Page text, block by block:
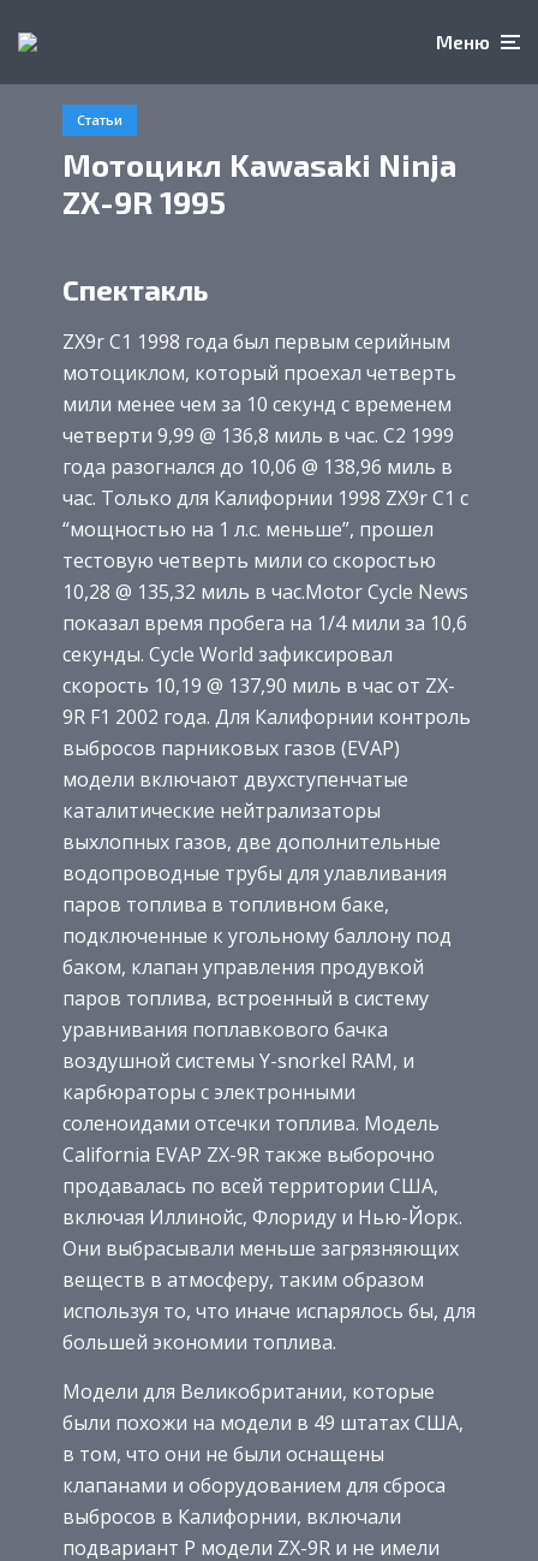
Меню
Статьи
Мотоцикл Kawasaki Ninja
ZX-9R 1995
Спектакль
ZX9r C1 1998 года был первым серийным
мотоциклом, который проехал четверть
мили менее чем за 10 секунд с временем
четверти 9,99 @ 136,8 миль в час. C2 1999
года разогнался до 10,06 @ 138,96 миль в
час. Только для Калифорнии 1998 ZX9r C1 с
“мощностью на 1 л.с. меньше”, прошел
тестовую четверть мили со скоростью
10,28 @ 135,32 миль в час.Motor Cycle News
показал время пробега на 1/4 мили за 10,6
секунды. Cycle World зафиксировал
скорость 10,19 @ 137,90 миль в час от ZX-
9R F1 2002 года. Для Калифорнии контроль
выбросов парниковых газов (EVAP)
модели включают двухступенчатые
каталитические нейтрализаторы
выхлопных газов, две дополнительные
водопроводные трубы для улавливания
паров топлива в топливном баке,
подключенные к угольному баллону под
баком, клапан управления продувкой
паров топлива, встроенный в систему
уравнивания поплавкового бачка
воздушной системы Y-snorkel RAM, и
карбюраторы с электронными
соленоидами отсечки топлива. Модель
California EVAP ZX-9R также выборочно
продавалась по всей территории США,
включая Иллинойс, Флориду и Нью-Йорк.
Они выбрасывали меньше загрязняющих
веществ в атмосферу, таким образом
используя то, что иначе испарялось бы, для
большей экономии топлива.
Модели для Великобритании, которые
были похожи на модели в 49 штатах США,
в том, что они не были оснащены
клапанами и оборудованием для сброса
выбросов в Калифорнии, включали
подвариант P модели ZX-9R и не имели